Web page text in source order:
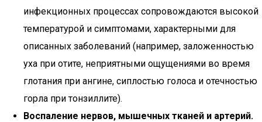
инфекционных процессах сопровождаются высокой
температурой и симптомами, характерными для
описанных заболеваний (например, заложенностью
уха при отите, неприятными ощущениями во время
глотания при ангине, сиплостью голоса и отечностью
горла при тонзиллите).
Воспаление нервов, мышечных тканей и артерий.